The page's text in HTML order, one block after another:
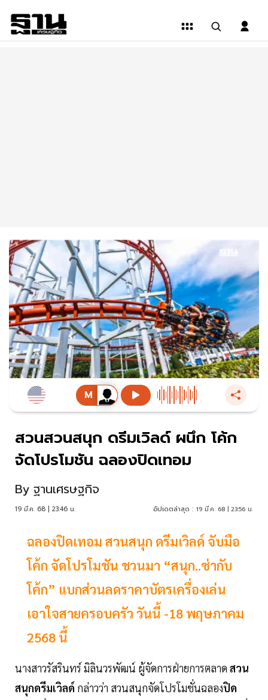
สวนสวนสนุก ดรีมเวิลด์ ผนึก โค้ก
จัดโปรโมชัน ฉลองปิดเทอม
By ฐานเศรษฐกิจ
19 มี.ค. 68 | 23:46 น. อัปเดตล่าสุด : 19 มี.ค. 68 | 23:56 น.
ฉลองปิดเทอม สวนสนุก ดรีมเวิลด์ จับมือ
โค้ก จัดโปรโมชัน ชวนมา “สนุก..ซ่ากับ
โค้ก” แบกส่วนลดราคาบัตรเครื่องเล่น
เอาใจสายครอบครัว วันนี้ -18 พฤษภาคม
2568 นี้
นางสาวรัสรินทร์ มิลินวรพัฒน์ ผู้จัดการฝ่ายการตลาด สวน
สนุกดรีมเวิลด์ กล่าวว่า สวนสนุกจัดโปรโมชั่นฉลองปิด